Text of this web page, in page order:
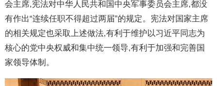
会主席,宪法对中华人民共和国中央军事委员会主席,都没
有作出“连续任职不得超过两届”的规定。宪法对国家主席
的相关规定也采取上述做法,有利于维护以习近平同志为
核心的党中央权威和集中统一领导,有利于加强和完善国
家领导体制。